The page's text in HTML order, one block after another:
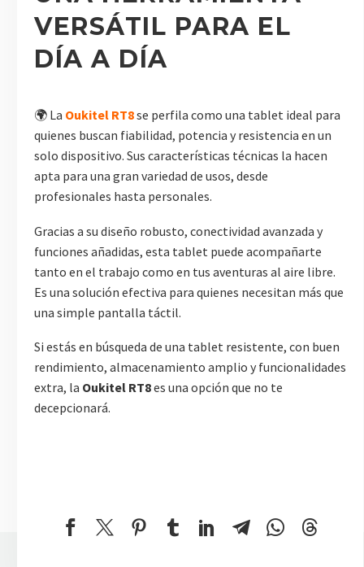
VERSÁTIL PARA EL
DÍA A DÍA
🌍 La Oukitel RT8se perfila como una tablet ideal para
quienes buscan fiabilidad, potencia y resistencia en un
solo dispositivo. Sus características técnicas la hacen
apta para una gran variedad de usos, desde
profesionales hasta personales.
Gracias a su diseño robusto, conectividad avanzada y
funciones añadidas, esta tablet puede acompañarte
tanto en el trabajo como en tus aventuras al aire libre.
Es una solución efectiva para quienes necesitan más que
una simple pantalla táctil.
Si estás en búsqueda de una tablet resistente, con buen
rendimiento, almacenamiento amplio y funcionalidades
extra, la Oukitel RT8es una opción que no te
decepcionará.